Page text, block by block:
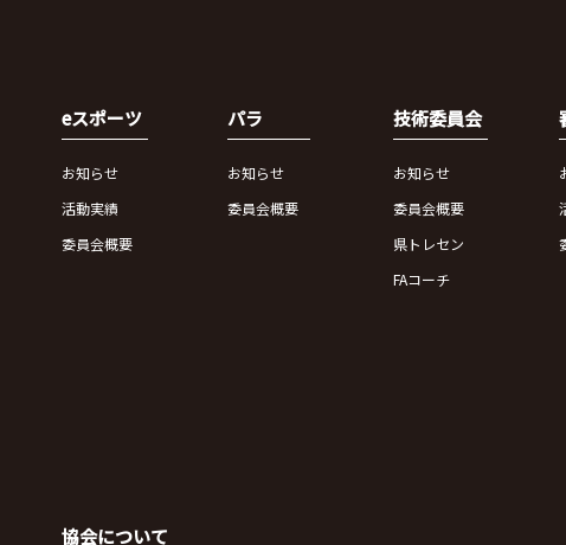
eスポーツ
お知らせ
活動実績
委員会概要
パラ
お知らせ
委員会概要
技術委員会
お知らせ
委員会概要
県トレセン
FAコーチ
協会について